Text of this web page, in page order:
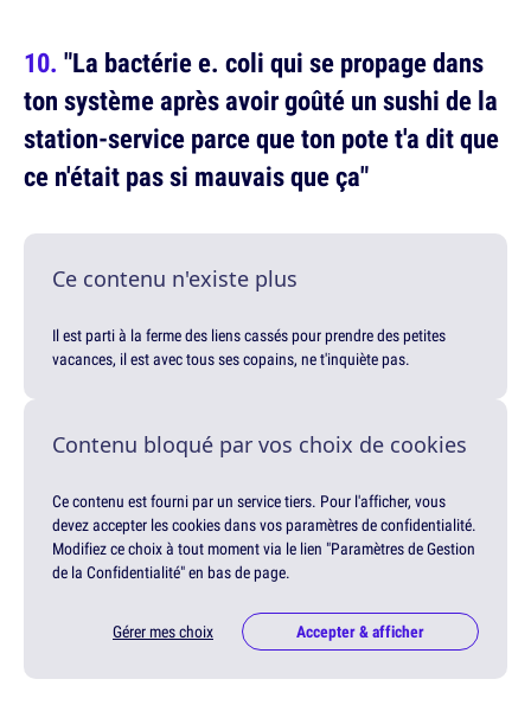
"La bactérie e. coli qui se propage dans
ton système après avoir goûté un sushi de la
station-service parce que ton pote t'a dit que
ce n'était pas si mauvais que ça"
Ce contenu n'existe plus
Il est parti à la ferme des liens cassés pour prendre des petites
vacances, il est avec tous ses copains, ne t'inquiète pas.
Contenu bloqué par vos choix de cookies
Ce contenu est fourni par un service tiers. Pour l'afficher, vous
devez accepter les cookies dans vos paramètres de confidentialité.
Modifiez ce choix à tout moment via le lien "Paramètres de Gestion
de la Confidentialité" en bas de page.
Gérer mes choix Accepter & afficher